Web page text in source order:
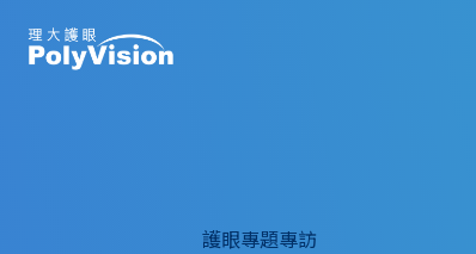
護眼專題專訪